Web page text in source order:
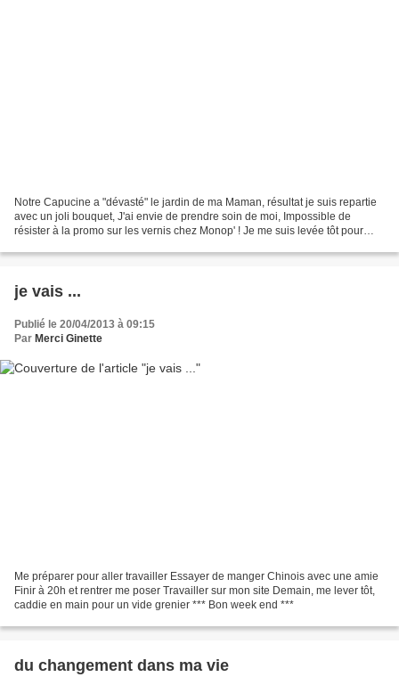
Notre Capucine a "dévasté" le jardin de ma Maman, résultat je suis repartie
avec un joli bouquet, J'ai envie de prendre soin de moi, Impossible de
résister à la promo sur les vernis chez Monop' ! Je me suis levée tôt pour
je vais ...
Publié le 20/04/2013 à 09:15
Par Merci Ginette
Me préparer pour aller travailler Essayer de manger Chinois avec une amie
Finir à 20h et rentrer me poser Travailler sur mon site Demain, me lever tôt,
caddie en main pour un vide grenier *** Bon week end ***
du changement dans ma vie